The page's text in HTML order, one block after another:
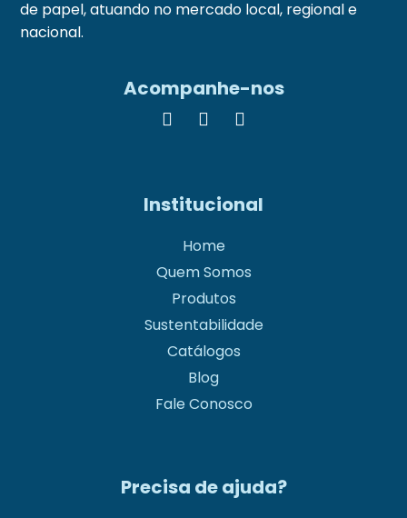
de papel, atuando no mercado local, regional e
nacional.
Acompanhe-nos
Institucional
Home
Quem Somos
Produtos
Sustentabilidade
Catálogos
Blog
Fale Conosco
Precisa de ajuda?